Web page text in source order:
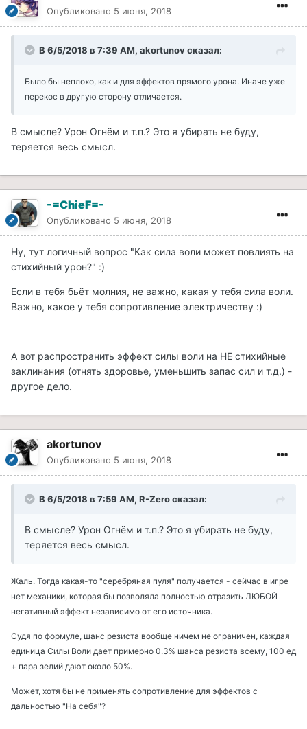
Опубликовано 5 июня, 2018
В 6/5/2018 в 7:39 AM, akortunov сказал:
Было бы неплохо, как и для эффектов прямого урона. Иначе уже
перекос в другую сторону отличается.
В смысле? Урон Огнём и т.п.? Это я убирать не буду,
теряется весь смысл.
-=ChieF=-
Опубликовано 5 июня, 2018
Ну, тут логичный вопрос "Как сила воли может повлиять на
стихийный урон?" :)
Если в тебя бьёт молния, не важно, какая у тебя сила воли.
Важно, какое у тебя сопротивление электричеству :)
А вот распространить эффект силы воли на НЕ стихийные
заклинания (отнять здоровье, уменьшить запас сил и т.д.) -
другое дело.
akortunov
Опубликовано 5 июня, 2018
В 6/5/2018 в 7:59 AM, R-Zero сказал:
В смысле? Урон Огнём и т.п.? Это я убирать не буду,
теряется весь смысл.
Жаль. Тогда какая-то "серебряная пуля" получается - сейчас в игре
нет механики, которая бы позволяла полностью отразить ЛЮБОЙ
негативный эффект независимо от его источника.
Судя по формуле, шанс резиста вообще ничем не ограничен, каждая
единица Силы Воли дает примерно 0.3% шанса резиста всему, 100 ед
+ пара зелий дают около 50%.
Может, хотя бы не применять сопротивление для эффектов с
дальностью "На себя"?